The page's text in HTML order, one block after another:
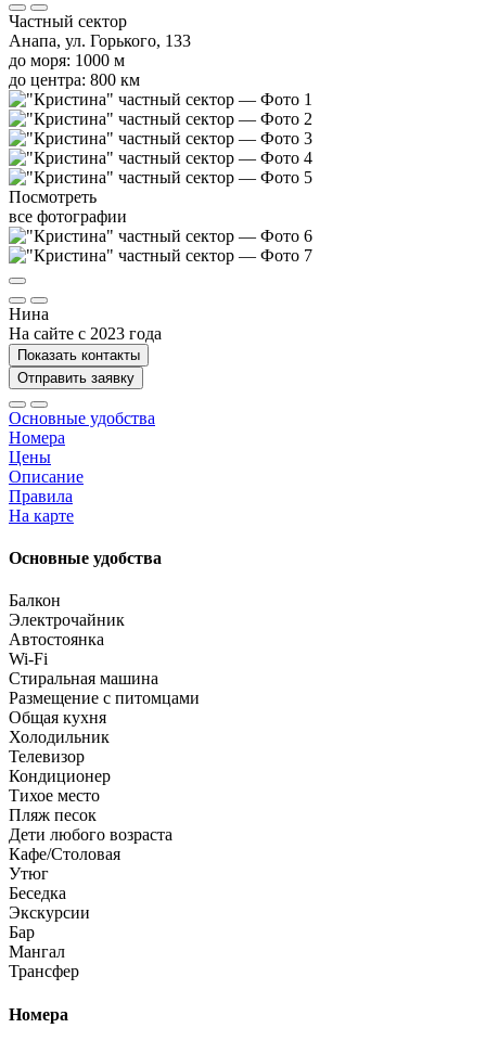
Частный сектор
Анапа, ул. Горького, 133
до моря: 1000 м
до центра: 800 км
Посмотреть
все фотографии
Нина
На сайте с 2023 года
Показать контакты
Отправить заявку
Основные удобства
Номера
Цены
Описание
Правила
На карте
Основные удобства
Балкон
Электрочайник
Автостоянка
Wi-Fi
Стиральная машина
Размещение с питомцами
Общая кухня
Холодильник
Телевизор
Кондиционер
Тихое место
Пляж песок
Дети любого возраста
Кафе/Столовая
Утюг
Беседка
Экскурсии
Бар
Мангал
Трансфер
Номера